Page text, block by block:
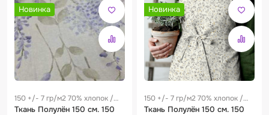
Новинка
150 +/- 7 гр/м2 70% хлопок /
30% лен
Ткань Полулён 150 см. 150
Новинка
150 +/- 7 гр/м2 70% хлопок /
30% лен
Ткань Полулён 150 см. 150